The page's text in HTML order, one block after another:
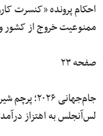
احکام پرونده «کنسرت
ممنوعیت خروج از کشور
صفحه ۲۳
جام‌جهانی
لس‌آنجلس به اهتزاز درآمد